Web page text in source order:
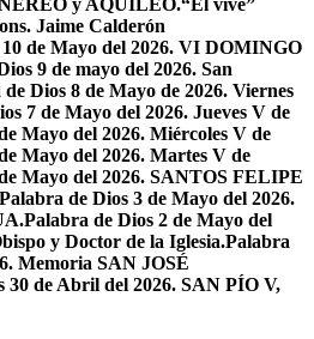
y AQUILEO.“El vive”
Jaime Calderón
de Mayo del 2026. VI DOMINGO
9 de mayo del 2026. San
Dios 8 de Mayo de 2026. Viernes
7 de Mayo del 2026. Jueves V de
Mayo del 2026. Miércoles V de
Mayo del 2026. Martes V de
Mayo del 2026. SANTOS FELIPE
Palabra de Dios 3 de Mayo del 2026.
Palabra de Dios 2 de Mayo del
y Doctor de la Iglesia.Palabra
Memoria SAN JOSÉ
30 de Abril del 2026. SAN PÍO V,